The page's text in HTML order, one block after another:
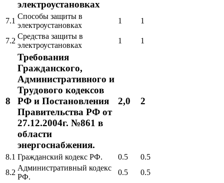
электроустановках
7.1
Способы защиты в
электроустановках
1 1
7.2
Средства защиты в
электроустановках
1 1
8
Требования
Гражданского,
Административного и
Трудового кодексов
РФ и Постановления
Правительства РФ от
27.12.2004г. №861 в
области
энергоснабжения.
2,0 2
8.1 Гражданский кодекс РФ. 0.5
0.5
8.2
Административный кодекс
РФ.
0.5
0.5